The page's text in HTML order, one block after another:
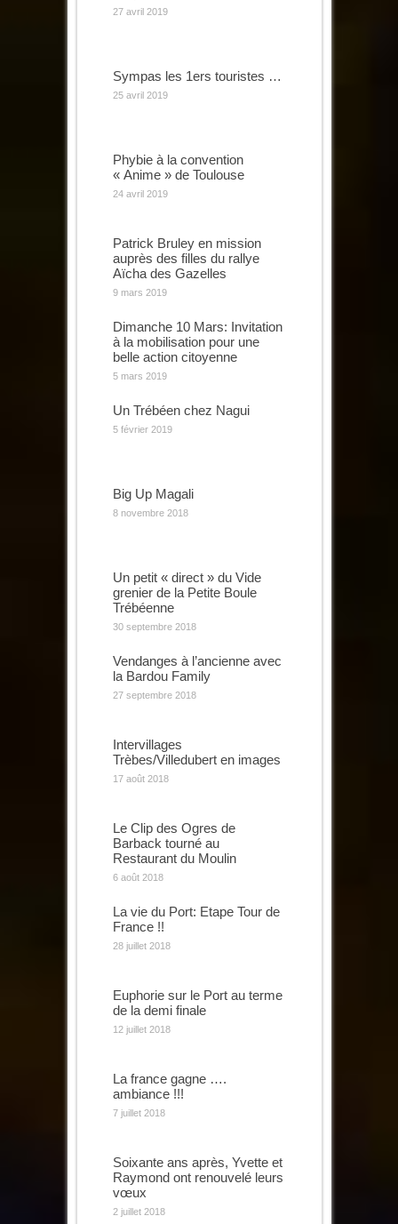
27 avril 2019
Sympas les 1ers touristes …
25 avril 2019
Phybie à la convention
« Anime » de Toulouse
24 avril 2019
Patrick Bruley en mission
auprès des filles du rallye
Aïcha des Gazelles
9 mars 2019
Dimanche 10 Mars: Invitation
à la mobilisation pour une
belle action citoyenne
5 mars 2019
Un Trébéen chez Nagui
5 février 2019
Big Up Magali
8 novembre 2018
Un petit « direct » du Vide
grenier de la Petite Boule
Trébéenne
30 septembre 2018
Vendanges à l’ancienne avec
la Bardou Family
27 septembre 2018
Intervillages
Trèbes/Villedubert en images
17 août 2018
Le Clip des Ogres de
Barback tourné au
Restaurant du Moulin
6 août 2018
La vie du Port: Etape Tour de
France !!
28 juillet 2018
Euphorie sur le Port au terme
de la demi finale
12 juillet 2018
La france gagne ….
ambiance !!!
7 juillet 2018
Soixante ans après, Yvette et
Raymond ont renouvelé leurs
vœux
2 juillet 2018